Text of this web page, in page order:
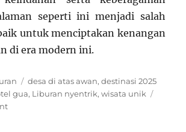
seperti ini menjadi salah
untuk menciptakan kenangan
di era modern ini.
Tags
desa di atas awan,destinasi 2025
gua, Liburan nyentrik,wisata unik
on